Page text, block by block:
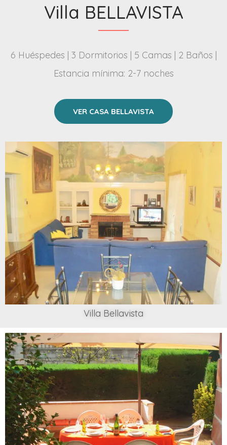
Villa BELLAVISTA
6 Huéspedes | 3 Dormitorios | 5 Camas | 2 Baños |
Estancia mínima: 2-7 noches
VER CASA BELLAVISTA
Villa Bellavista